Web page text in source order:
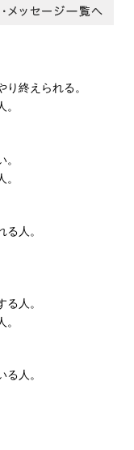
終えられる。
人。
人。
人。